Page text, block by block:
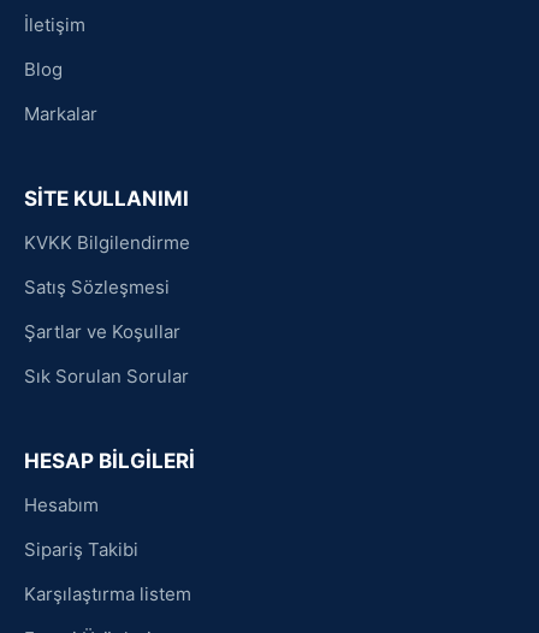
İletişim
Blog
Markalar
SİTE KULLANIMI
KVKK Bilgilendirme
Satış Sözleşmesi
Şartlar ve Koşullar
Sık Sorulan Sorular
HESAP BİLGİLERİ
Hesabım
Sipariş Takibi
Karşılaştırma listem